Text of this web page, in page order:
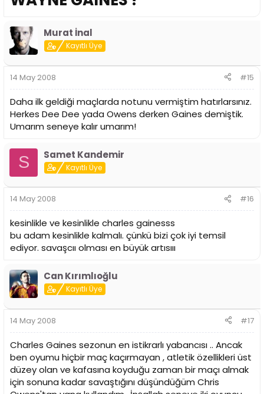
Murat İnal
Kayıtlı Üye
14 May 2008 #15
Daha ilk geldiği maçlarda notunu vermiştim hatırlarsınız.
Herkes Dee Dee yada Owens derken Gaines demiştik.
Umarım seneye kalır umarım!
S Samet Kandemir
Kayıtlı Üye
14 May 2008 #16
kesinlikle ve kesinlikle charles gainesss
bu adam kesinlikle kalmalı. çünkü bizi çok iyi temsil
ediyor. savaşcıı olması en büyük artısııı
Can Kırımlıoğlu
Kayıtlı Üye
14 May 2008 #17
Charles Gaines sezonun en istikrarlı yabancısı .. Ancak
ben oyumu hiçbir maç kaçırmayan , atletik özellikleri üst
düzey olan ve kafasına koyduğu zaman bir maçı almak
için sonuna kadar savaştığını düşündüğüm Chris